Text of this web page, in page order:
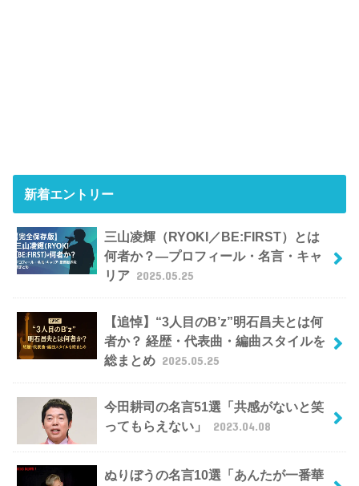
新着エントリー
三山凌輝（RYOKI／BE:FIRST）とは
何者か？―プロフィール・名言・キャ
リア 2025.05.25
【追悼】“3人目のB’z”明石昌夫とは何
者か？ 経歴・代表曲・編曲スタイルを
総まとめ 2025.05.25
今田耕司の名言51選「共感がないと笑
ってもらえない」
2023.04.08
ぬりぼうの名言10選「あんたが一番華